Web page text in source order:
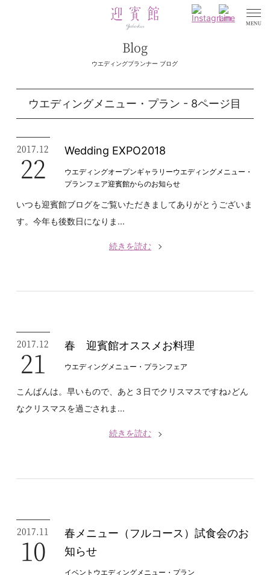
Blog
ウエディングプランナー ブログ
ウエディングメニュー・プラン - 8ページ目
2017.12
22 Wedding EXPO2018
ウエディングオープンギャラリーウエディングメニュー・
プランフェア迎賓館からのお知らせ
いつも迎賓館ブログをご覧いただきましてありがとうございま
す。今年も後数日になりま...
続きを読む
2017.12
21 春 迎賓館オススメお料理
ウエディングメニュー・プランフェア
こんばんは。早いもので、あと３日でクリスマスですね♪どん
なクリスマスを過ごされま...
続きを読む
2017.11
10
春メニュー（フルコース）試食会のお
知らせ
イベント ウエディングメニュー・プラン